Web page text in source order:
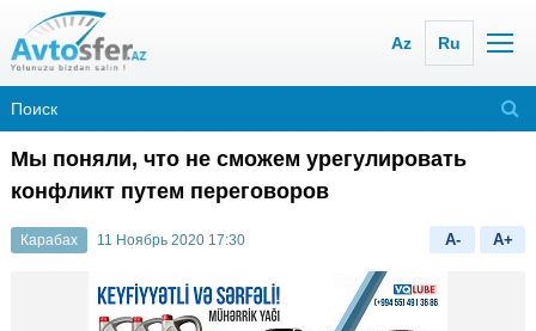
Az Ru
Мы поняли, что не сможем урегулировать
конфликт путем переговоров
Карабах 11 Ноябрь 2020 17:30 A- A+